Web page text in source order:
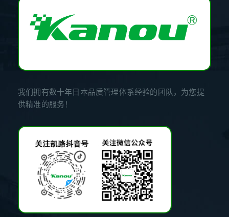
我们拥有数十年日本品质管理体系经验的团队，为您提
供精准的服务！